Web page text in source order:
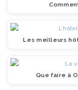
Les meilleurs
Que faire à